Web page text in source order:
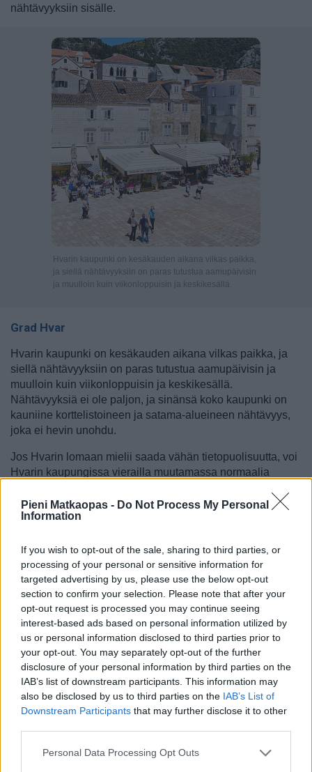
Pieni Matkaopas - Do Not Process My Personal
Information
If you wish to opt-out of the sale, sharing to third parties, or
processing of your personal or sensitive information for
targeted advertising by us, please use the below opt-out
section to confirm your selection. Please note that after your
opt-out request is processed you may continue seeing
interest-based ads based on personal information utilized by
us or personal information disclosed to third parties prior to
your opt-out. You may separately opt-out of the further
disclosure of your personal information by third parties on the
IAB’s list of downstream participants. This information may
also be disclosed by us to third parties on the IAB’s List of
Downstream Participants that may further disclose it to other
Personal Data Processing Opt Outs
nähtävyyksiin sisälle.
Hvarin kaupunki on kesäkauden aikana vilkas paikka,
ja siellä nähtävyyksiin on paras tutustua aamupäivisin
ja muulloin kuin viikonloppuisin ja keskikesällä.
Grad Hvar
Hvarin kaupunki on kesäkauden aikana vilkas paikka, ja
siellä nähtävyyksiin on paras tutustua aamupäivisin ja
muulloin kuin viikonloppuisin ja keskikesällä.
Nähtävyyksiä ei ole paljon, ja sinänsä koko kaupunki on
kauniine korttelistoineen ja satama-alueineen nähtävyys,
joka ei hevin unohdu.
Jos Hvarin lomaan mielii saada vähän tietopuolisuutta, voi
Hvarin kaupungissa vierailla muutamassa normaalia
päällä saaturisti-infoista, jonkalainen on [ kartalla]
pääaukion ja sataman vieressä.
Pääaukion ympäristössä
Hvarin kaupunki on melko pieni mutta sokkeloinen paikka.
Jos sinne saapuu linja-autolla, saapuu asemalle, joka on
pääaukion (Trg svetog Stjepana) toisessa päässä.
Pääaukiolla on kaunis tuomiokirkko (Katedrala sveti
Stjepan, engl. Saint Stephen’s Cathedral), jonne yleensä
pääsee sisään aamupäivisin ja joka on peräisin 1500-
luvulta. Sisällä on kaksi merkittävää maalausta ja
barokkityyliä edustava alttaritaulu. Kirkon vieressä on pieni
museo, Biskupski Muzej, jossa on esillä kirkoista
pelastettuja esineitä ja koristeita.
Arsenal eli entinen asevarasto, jossa on
modernin taiteen